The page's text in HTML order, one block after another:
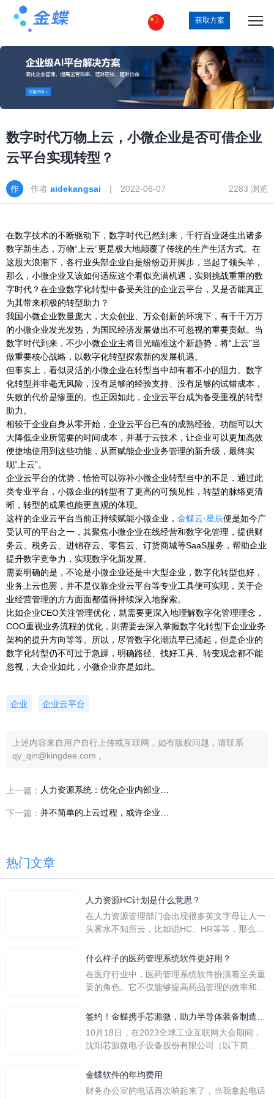
获取方案
数字时代万物上云，小微企业是否可借企业
云平台实现转型？
作者 aidekangsai | 2022-06-07 2283 浏览
在数字技术的不断驱动下，数字时代已然到来，千行百业诞生出诸多
数字新生态，万物“上云”更是极大地颠覆了传统的生产生活方式。在
这股大浪潮下，各行业头部企业自是纷纷迈开脚步，当起了领头羊，
那么，小微企业又该如何适应这个看似充满机遇，实则挑战重重的数
字时代？在企业数字化转型中备受关注的企业云平台，又是否能真正
为其带来积极的转型助力？
我国小微企业数量庞大，大众创业、万众创新的环境下，有千千万万
的小微企业发光发热，为国民经济发展做出不可忽视的重要贡献。当
数字时代到来，不少小微企业主将目光瞄准这个新趋势，将“上云”当
做重要核心战略，以数字化转型探索新的发展机遇。
但事实上，看似灵活的小微企业在转型当中却有着不小的阻力。数字
化转型并非毫无风险，没有足够的经验支持、没有足够的试错成本，
失败的代价是惨重的。也正因如此，企业云平台成为备受重视的转型
助力。
相较于企业自身从零开始，企业云平台已有的成熟经验、功能可以大
大降低企业所需要的时间成本，并基于云技术，让企业可以更加高效
便捷地使用到这些功能，从而赋能企业业务管理的新升级，最终实
现“上云”。
企业云平台的优势，恰恰可以弥补小微企业转型当中的不足，通过此
类专业平台，小微企业的转型有了更高的可预见性，转型的脉络更清
晰，转型的成果也能更直观的体现。
这样的企业云平台当前正持续赋能小微企业， 金蝶云·星辰便是如今广
受认可的平台之一，其聚焦小微企业在线经营和数字化管理，提供财
务云、税务云、进销存云、零售云、订货商城等SaaS服务，帮助企业
提升数字竞争力，实现数字化新发展。
需要明确的是，不论是小微企业还是中大型企业，数字化转型也好，
业务上云也罢，并不是仅靠企业云平台等专业工具便可实现，关于企
业经营管理的方方面面都值得持续深入地探索。
比如企业CEO关注管理优化，就需要更深入地理解数字化管理理念，
COO重视业务流程的优化，则需要去深入掌握数字化转型下企业业务
架构的提升方向等等。所以，尽管数字化潮流早已涌起，但是企业的
数字化转型仍不可过于急躁，明确路径、找好工具、转变观念都不能
忽视，大企业如此，小微企业亦是如此。
企业 企业云平台
上述内容来自用户自行上传或互联网，如有版权问题，请联系
qy_qin@kingdee.com 。
上一篇：
下一篇：
热门文章
人力资源HC计划是什么意思？
在人力资源管理部门会出现很多英文字母让人一
头雾水不知所云，比如说HC、HR等等，那么它
么呢？
什么样子的医药管理系统软件更好用？
在医疗行业中，医药管理系统软件扮演着至关重
要的角色。它不仅能够提高药品管理的效率和准
一个好用的医药管理系统软件应具备以下特点。
地进行操作。 复杂的
签约！金蝶携手芯源微，助力半导体装备制造领
先企业迈向世界
10月18日，在2023全球工业互联网大会期间，
沈阳芯源微电子设备股份有限公司（以下简
下简称“金蝶”）在辽宁沈阳签署战略合作协议。
金蝶软件的年均费用
财务办公室的电话再次响起来了，当我拿起电话